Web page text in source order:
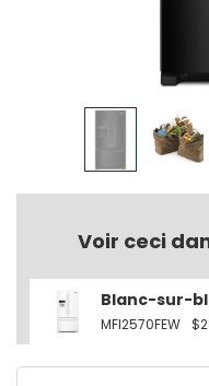
Voir ceci
Blanc-sur-
MFI2570FEW